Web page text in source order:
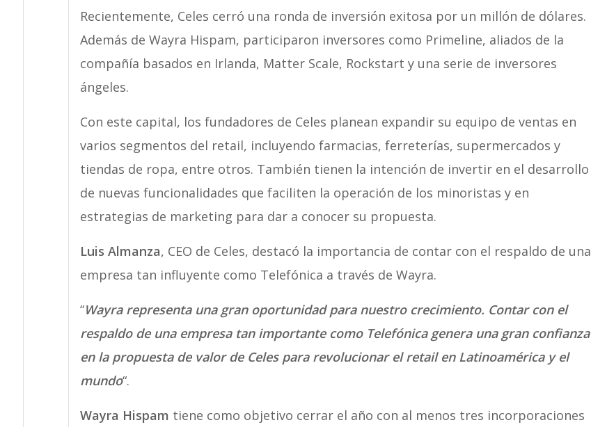
Recientemente, Celes cerró una ronda de inversión exitosa por un millón de dólares.
Además de Wayra Hispam, participaron inversores como Primeline, aliados de la
compañía basados en Irlanda, Matter Scale, Rockstart y una serie de inversores
ángeles.
Con este capital, los fundadores de Celes planean expandir su equipo de ventas en
varios segmentos del retail, incluyendo farmacias, ferreterías, supermercados y
tiendas de ropa, entre otros. También tienen la intención de invertir en el desarrollo
de nuevas funcionalidades que faciliten la operación de los minoristas y en
estrategias de marketing para dar a conocer su propuesta.
Luis Almanza, CEO de Celes, destacó la importancia de contar con el respaldo de una
empresa tan influyente como Telefónica a través de Wayra.
“Wayra representa una gran oportunidad para nuestro crecimiento. Contar con el
respaldo de una empresa tan importante como Telefónica genera una gran confianza
en la propuesta de valor de Celes para revolucionar el retail en Latinoamérica y el
mundo“.
Wayra Hispam tiene como objetivo cerrar el año con al menos tres incorporaciones